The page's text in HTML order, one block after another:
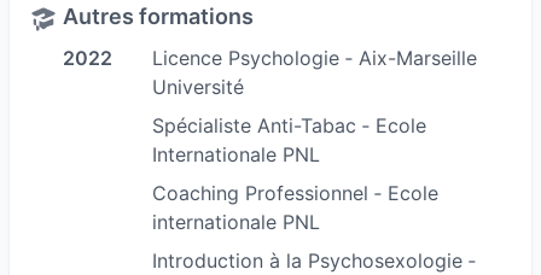
aucun cas à une consultation médicale ni à un
traitement.
Autres formations
2022
Licence Psychologie ‐ Aix-Marseille
Université
Spécialiste Anti-Tabac ‐ Ecole
Internationale PNL
Coaching Professionnel ‐ Ecole
internationale PNL
Introduction à la Psychosexologie ‐